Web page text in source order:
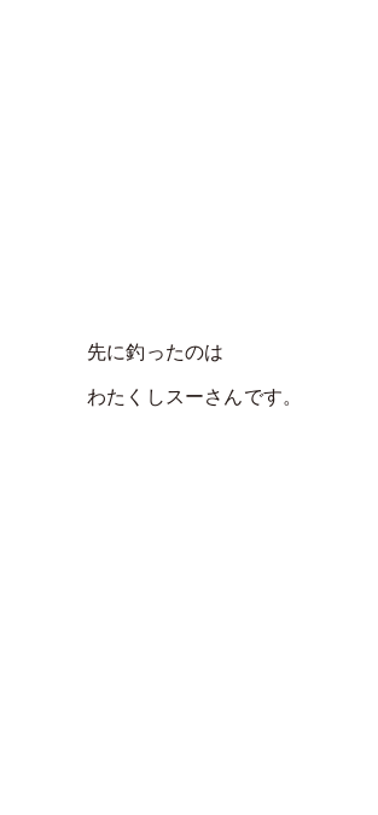
先に釣ったのは
わたくしスーさんです。